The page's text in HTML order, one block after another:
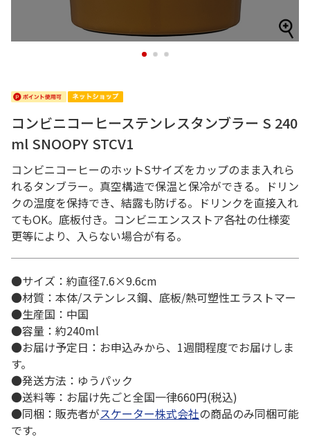
1 2 3
コンビニコーヒーステンレスタンブラー S 240
ml SNOOPY STCV1
コンビニコーヒーのホットSサイズをカップのまま入れら
れるタンブラー。真空構造で保温と保冷ができる。ドリン
クの温度を保持でき、結露も防げる。ドリンクを直接入れ
てもOK。底板付き。コンビニエンスストア各社の仕様変
更等により、入らない場合が有る。
●サイズ：約直径7.6×9.6cm
●材質：本体/ステンレス鋼、底板/熱可塑性エラストマー
●生産国：中国
●容量：約240ml
●お届け予定日：お申込みから、1週間程度でお届けしま
す。
●発送方法：ゆうパック
●送料等：お届け先ごと全国一律660円(税込)
●同梱：販売者がスケーター株式会社の商品のみ同梱可能
です。